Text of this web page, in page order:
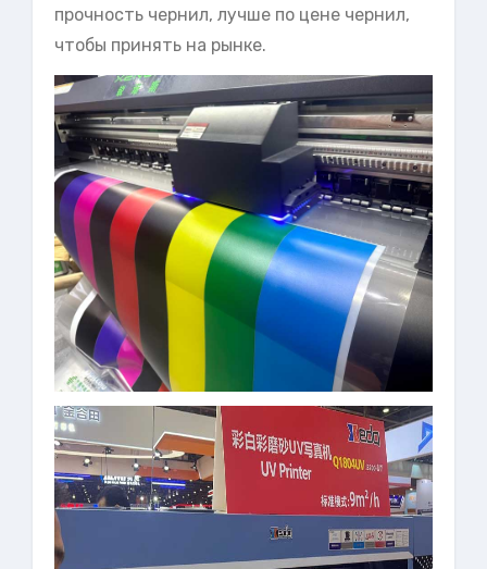
прочность чернил, лучше по цене чернил,
чтобы принять на рынке.